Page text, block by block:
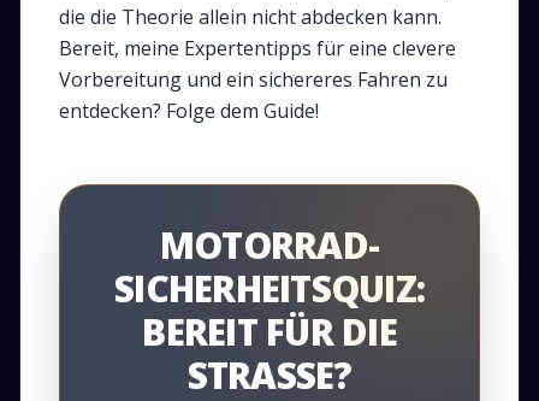
die die Theorie allein nicht abdecken kann.
Bereit, meine Expertentipps für eine clevere
Vorbereitung und ein sichereres Fahren zu
entdecken? Folge dem Guide!
MOTORRAD-
SICHERHEITSQUIZ:
BEREIT FÜR DIE
STRASSE?